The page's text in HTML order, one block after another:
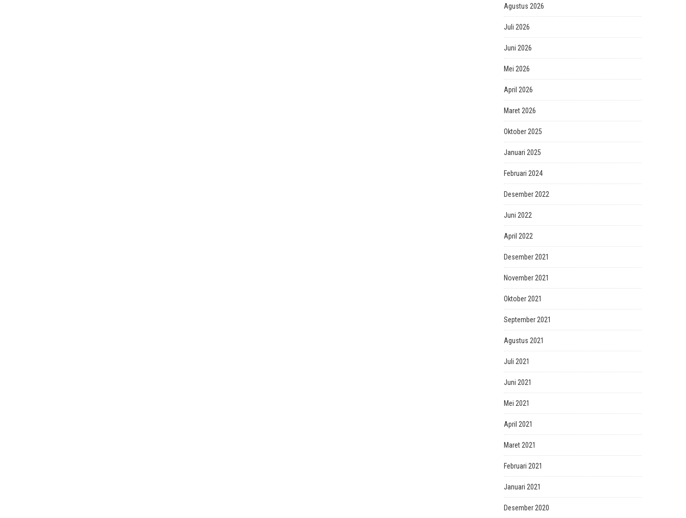
Agustus 2026
Juli 2026
Juni 2026
Mei 2026
April 2026
Maret 2026
Oktober 2025
Januari 2025
Februari 2024
Desember 2022
Juni 2022
April 2022
Desember 2021
November 2021
Oktober 2021
September 2021
Agustus 2021
Juli 2021
Juni 2021
Mei 2021
April 2021
Maret 2021
Februari 2021
Januari 2021
Desember 2020